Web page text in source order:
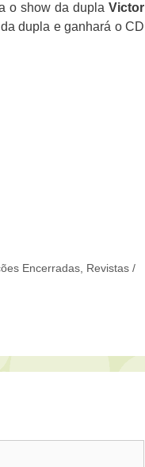
o show da dupla Victor
dupla e ganhará o CD
Encerradas
Revistas /